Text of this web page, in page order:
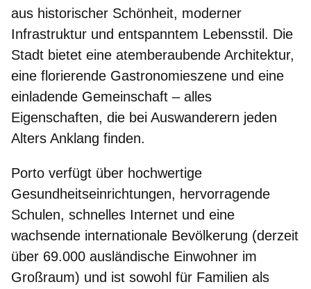
aus historischer Schönheit, moderner
Infrastruktur und entspanntem Lebensstil. Die
Stadt bietet eine atemberaubende Architektur,
eine florierende Gastronomieszene und eine
einladende Gemeinschaft – alles
Eigenschaften, die bei Auswanderern jeden
Alters Anklang finden.
Porto verfügt über hochwertige
Gesundheitseinrichtungen, hervorragende
Schulen, schnelles Internet und eine
wachsende internationale Bevölkerung (derzeit
über 69.000 ausländische Einwohner im
Großraum) und ist sowohl für Familien als